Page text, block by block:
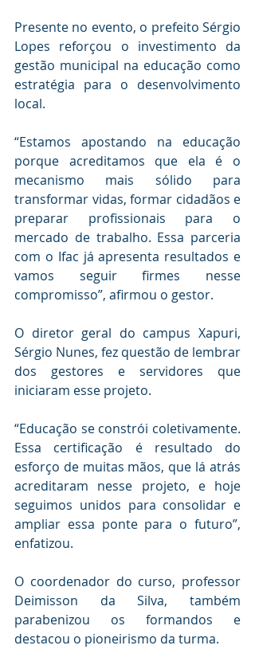
Presente no evento, o prefeito Sérgio
Lopes reforçou o investimento da
gestão municipal na educação como
estratégia para o desenvolvimento
local.
“Estamos apostando na educação
porque acreditamos que ela é o
mecanismo mais sólido para
transformar vidas, formar cidadãos e
preparar profissionais para o
mercado de trabalho. Essa parceria
com o Ifac já apresenta resultados e
vamos seguir firmes nesse
compromisso”, afirmou o gestor.
O diretor geral do campus Xapuri,
Sérgio Nunes, fez questão de lembrar
dos gestores e servidores que
iniciaram esse projeto.
“Educação se constrói coletivamente.
Essa certificação é resultado do
esforço de muitas mãos, que lá atrás
acreditaram nesse projeto, e hoje
seguimos unidos para consolidar e
ampliar essa ponte para o futuro”,
enfatizou.
O coordenador do curso, professor
Deimisson da Silva, também
parabenizou os formandos e
destacou o pioneirismo da turma.